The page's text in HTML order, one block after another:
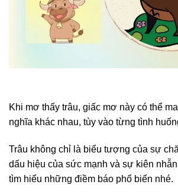
Khi mơ thấy trâu, giấc mơ này có thể
nghĩa khác nhau, tùy vào từng tình
Trâu không chỉ là biểu tượng của sự
dấu hiệu của sức mạnh và sự kiên
tìm hiểu những điềm báo phổ biến nhé.